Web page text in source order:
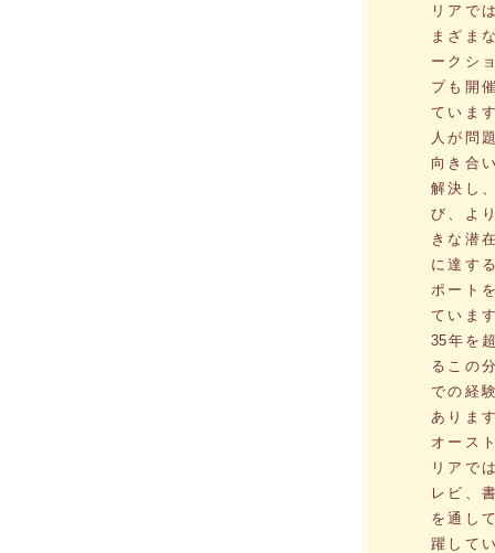
リアで
まざま
ークシ
プも開
ていま
人が問
向き合
解決し
び、よ
きな潜
に達す
ポート
ていま
35年を
るこの
での経
ありま
オース
リアで
レビ、
を通し
躍して